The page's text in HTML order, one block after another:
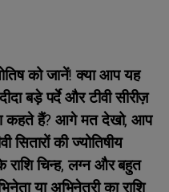
को जानें!क्या आप यह
बड़े पर्दे और टीवी सीरीज़
कहते हैं? आगे मत देखो, आप
की ज्योतिषीय
चिन्ह, लग्न और बहुत